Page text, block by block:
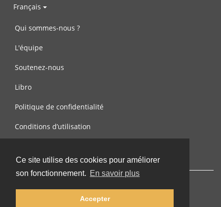
Ce site utilise des cookies pour améliorer
son fonctionnement. En savoir plus
Accepter
Français
Qui sommes-nous ?
L'équipe
Soutenez-nous
Libro
Politique de confidentialité
Conditions d’utilisation